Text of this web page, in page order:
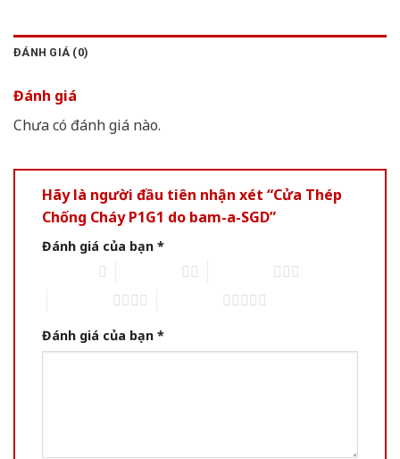
ĐÁNH GIÁ (0)
Đánh giá
Chưa có đánh giá nào.
Hãy là người đầu tiên nhận xét “Cửa Thép
Chống Cháy P1G1 do bam-a-SGD”
Đánh giá của bạn *
Đánh giá của bạn *